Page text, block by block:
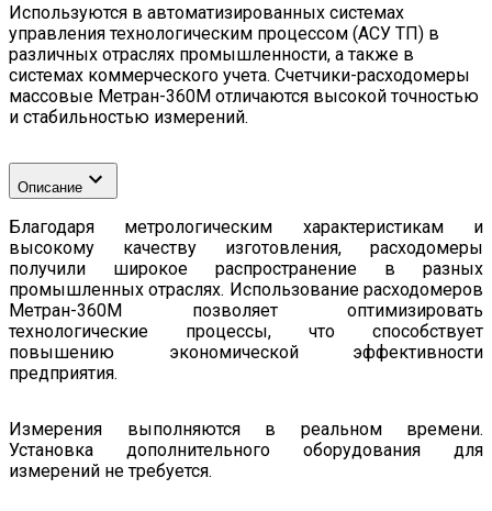
Используются в автоматизированных системах
управления технологическим процессом (АСУ ТП) в
различных отраслях промышленности, а также в
системах коммерческого учета. Счетчики-расходомеры
массовые Метран-360М отличаются высокой точностью
и стабильностью измерений.
Описание
Благодаря метрологическим характеристикам и
высокому качеству изготовления, расходомеры
получили широкое распространение в разных
промышленных отраслях. Использование расходомеров
Метран-360М позволяет оптимизировать
технологические процессы, что способствует
повышению экономической эффективности
предприятия.
Измерения выполняются в реальном времени.
Установка дополнительного оборудования для
измерений не требуется.